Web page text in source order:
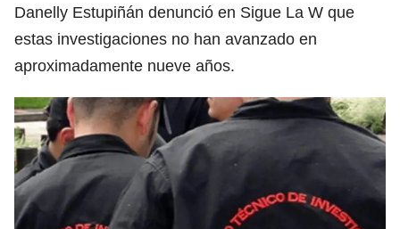
Danelly Estupiñán denunció en Sigue La W que
estas investigaciones no han avanzado en
aproximadamente nueve años.